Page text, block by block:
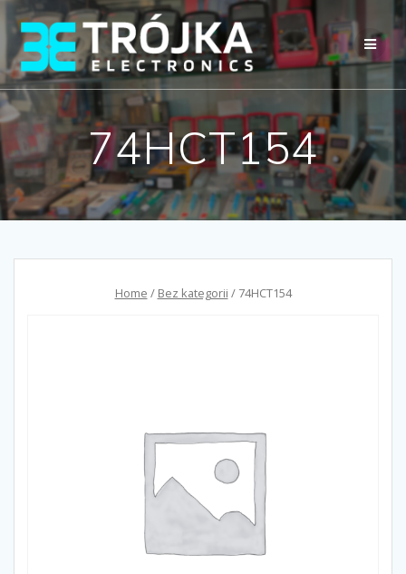
Przejdź
do
treści
74HCT154
Home / Bez kategorii / 74HCT154